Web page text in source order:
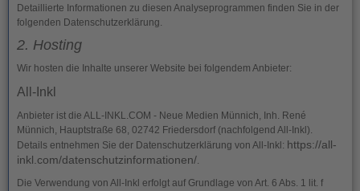
Detaillierte Informationen zu diesen Analyseprogrammen finden Sie in der
folgenden Datenschutzerklärung.
2. Hosting
Wir hosten die Inhalte unserer Website bei folgendem Anbieter:
All-Inkl
Anbieter ist die ALL-INKL.COM - Neue Medien Münnich, Inh. René
Münnich, Hauptstraße 68, 02742 Friedersdorf (nachfolgend All-Inkl).
Details entnehmen Sie der Datenschutzerklärung von All-Inkl: https://all-
inkl.com/datenschutzinformationen/.
Die Verwendung von All-Inkl erfolgt auf Grundlage von Art. 6 Abs. 1 lit. f